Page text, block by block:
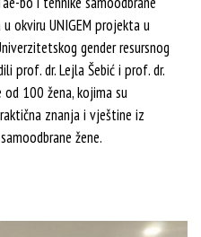
u okviru UNIGEM projekta u
gender resursnog
prof. dr. Lejla Šebić i prof. dr.
100 žena, kojima su
znanja i vještine iz
žene.